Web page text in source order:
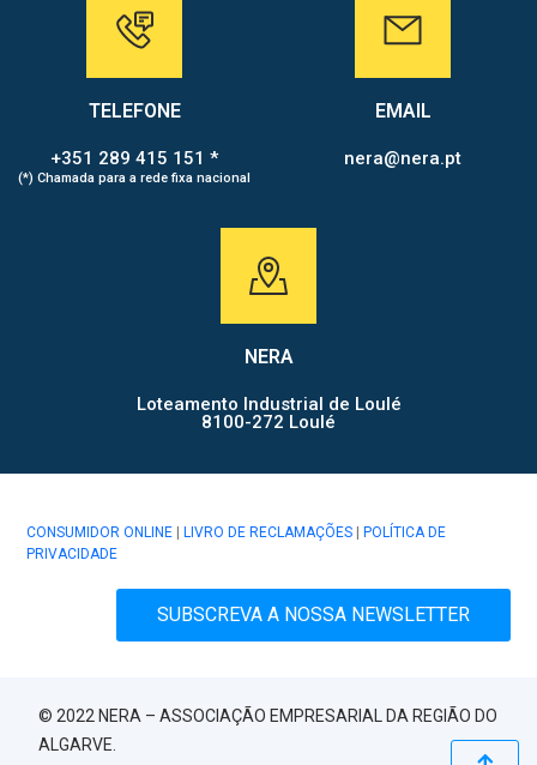
TELEFONE
+351 289 415 151 *
(*) Chamada para a rede fixa nacional
EMAIL
nera@nera.pt
NERA
Loteamento Industrial de Loulé
8100-272 Loulé
CONSUMIDOR ONLINE LIVRO DE RECLAMAÇÕES
POLÍTICA DE
PRIVACIDADE
SUBSCREVA A NOSSA NEWSLETTER
© 2022 NERA – ASSOCIAÇÃO EMPRESARIAL DA REGIÃO DO
ALGARVE.